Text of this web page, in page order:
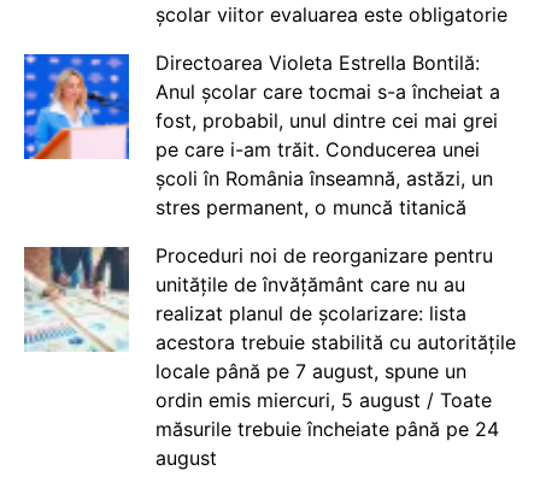
școlar viitor evaluarea este obligatorie
Directoarea Violeta Estrella Bontilă:
Anul școlar care tocmai s-a încheiat a
fost, probabil, unul dintre cei mai grei
pe care i-am trăit. Conducerea unei
școli în România înseamnă, astăzi, un
stres permanent, o muncă titanică
Proceduri noi de reorganizare pentru
unitățile de învățământ care nu au
realizat planul de școlarizare: lista
acestora trebuie stabilită cu autoritățile
locale până pe 7 august, spune un
ordin emis miercuri, 5 august / Toate
măsurile trebuie încheiate până pe 24
august